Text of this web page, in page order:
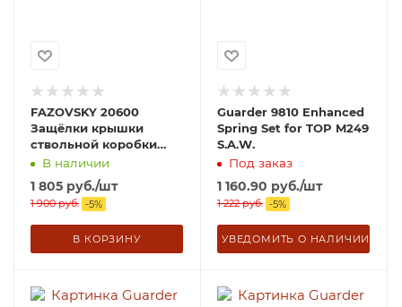
FAZOVSKY 20600
Защёлки крышки
ствольной коробки
М249 А&K
В наличии
1 805 руб./шт
1 900руб. -5%
В КОРЗИНУ
Guarder 9810 Enhanced
Spring Set for TOP M249
S.A.W.
Под заказ
1 160.90 руб./шт
1 222руб. -5%
УВЕДОМИТЬ О НАЛИЧИИ